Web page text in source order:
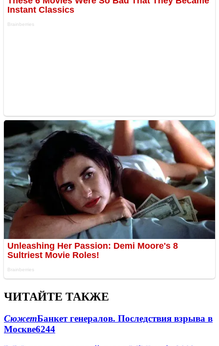
ЧИТАЙТЕ ТАКЖЕ
СюжетБанкет генералов. Последствия взрыва в
Москве6244